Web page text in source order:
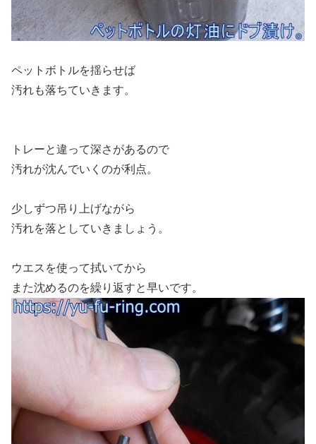
ペットボトルを揺らせば
汚れも落ちていきます。
トレーと違って深さがあるので
汚れが沈んでいくのが利点。
少しずつ吊り上げながら
汚れを落としていきましょう。
ウエスを使って拭いてから
また沈めるのを繰り返すと早いです。